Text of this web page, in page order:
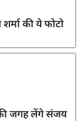
की ये फोटो
जगह लेंगे संजय